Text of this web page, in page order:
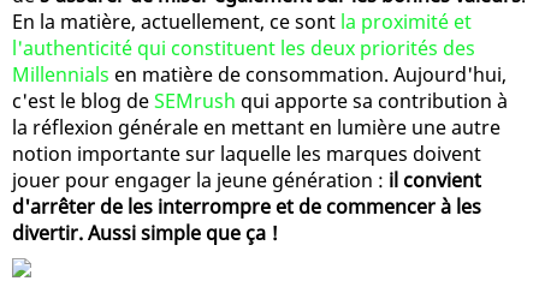
En la matière, actuellement, ce sont la proximité et
l'authenticité qui constituent les deux priorités des
Millennials en matière de consommation. Aujourd'hui,
c'est le blog deSEMrush qui apporte sa contribution à
la réflexion générale en mettant en lumière une autre
notion importante sur laquelle les marques doivent
jouer pour engager la jeune génération : il convient
d'arrêter de les interrompre et de commencer à les
divertir. Aussi simple que ça !